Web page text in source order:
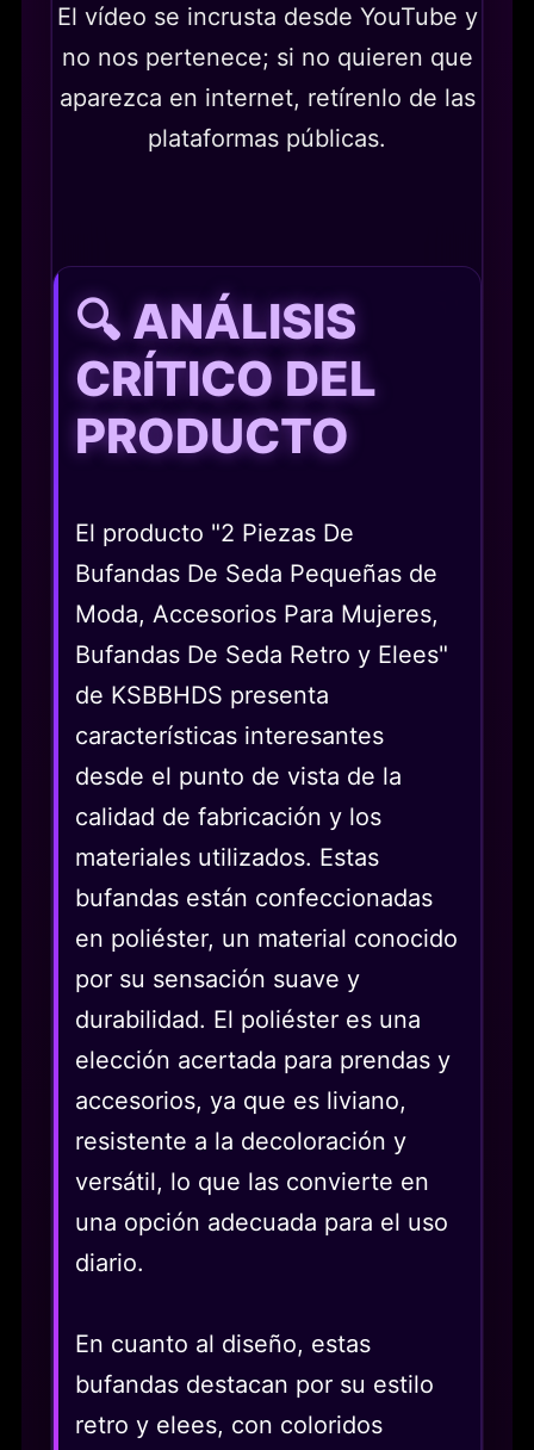
El vídeo se incrusta desde YouTube y
no nos pertenece; si no quieren que
aparezca en internet, retírenlo de las
plataformas públicas.
🔍 ANÁLISIS
CRÍTICO DEL
PRODUCTO
El producto "2 Piezas De
Bufandas De Seda Pequeñas de
Moda, Accesorios Para Mujeres,
Bufandas De Seda Retro y Elees"
de KSBBHDS presenta
características interesantes
desde el punto de vista de la
calidad de fabricación y los
materiales utilizados. Estas
bufandas están confeccionadas
en poliéster, un material conocido
por su sensación suave y
durabilidad. El poliéster es una
elección acertada para prendas y
accesorios, ya que es liviano,
resistente a la decoloración y
versátil, lo que las convierte en
una opción adecuada para el uso
diario.
En cuanto al diseño, estas
bufandas destacan por su estilo
retro y elees, con coloridos